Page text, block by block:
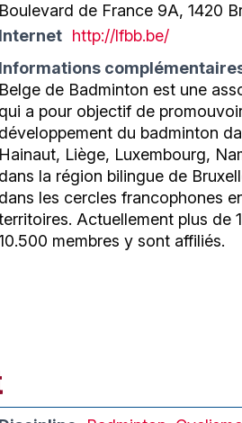
Boulevard de France 9A, 1420
Internet http://lfbb.be/
Informations
Belge de Badminton est une
qui a pour objectif de
développement du badminton
Hainaut, Liège, Luxembourg,
dans la région bilingue de
dans les cercles francophones
Actuellement plus de
membres y sont affiliés.